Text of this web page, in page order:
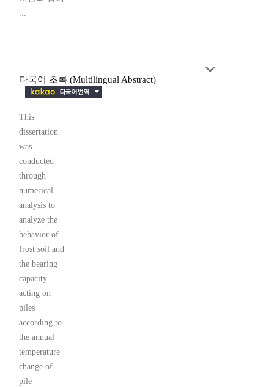
...
다국어 초록 (Multilingual Abstract)
This
dissertation
was
conducted
through
numerical
analysis to
analyze the
behavior of
frost soil and
the bearing
capacity
acting on
piles
according to
the annual
temperature
change of
pile